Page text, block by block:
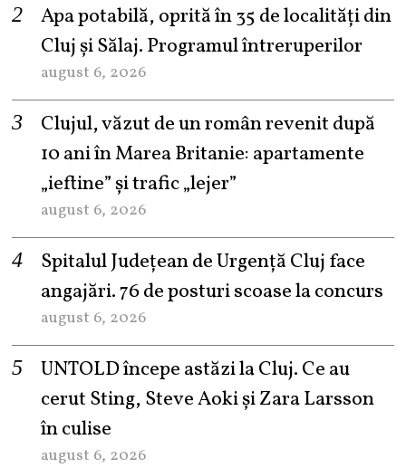
Apa potabilă, oprită în 35 de localități din
Cluj și Sălaj. Programul întreruperilor
august 6, 2026
Clujul, văzut de un român revenit după
10 ani în Marea Britanie: apartamente
„ieftine” și trafic „lejer”
august 6, 2026
Spitalul Județean de Urgență Cluj face
angajări. 76 de posturi scoase la concurs
august 6, 2026
UNTOLD începe astăzi la Cluj. Ce au
cerut Sting, Steve Aoki și Zara Larsson
în culise
august 6, 2026